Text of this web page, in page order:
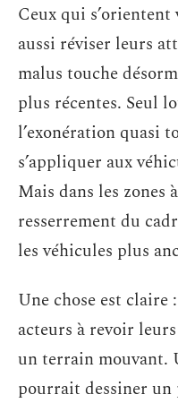
Ceux qui s’orientent
aussi réviser leurs
malus touche
plus récentes. Seul
l’exonération quasi
s’appliquer aux
Mais dans les zones
resserrement du
les véhicules plus
Une chose est claire
acteurs à revoir
un terrain mouvant.
pourrait dessiner un